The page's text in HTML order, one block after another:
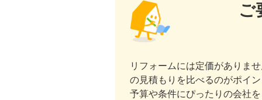
ご
リフォームには定価がありま
の見積もりを比べるのがポイ
予算や条件にぴったりの会社